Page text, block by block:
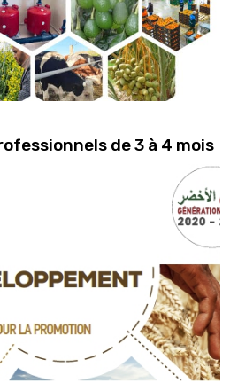
de 3 à 4 mois